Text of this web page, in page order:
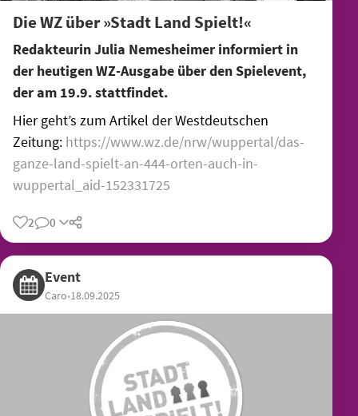
Die WZ über »Stadt Land Spielt!«
Redakteurin Julia Nemesheimer informiert in
der heutigen WZ-Ausgabe über den Spielevent,
der am 19.9. stattfindet.
Hier geht’s zum Artikel der Westdeutschen
Zeitung: https://www.wz.de/nrw/wuppertal/das-
ganze-land-spielt-an-444-orten-auch-in-
wuppertal_aid-152331725
2 0 Share
Event
Caro•18.09.2025